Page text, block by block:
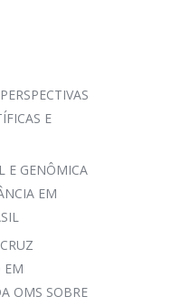
E
E GENÔMICA
EM
EM
OMS SOBRE